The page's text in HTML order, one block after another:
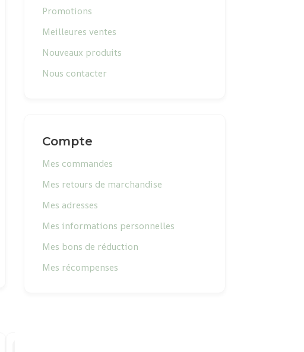
Promotions
Meilleures ventes
Nouveaux produits
Nous contacter
Compte
Mes commandes
Mes retours de marchandise
Mes adresses
Mes informations personnelles
Mes bons de réduction
Mes récompenses